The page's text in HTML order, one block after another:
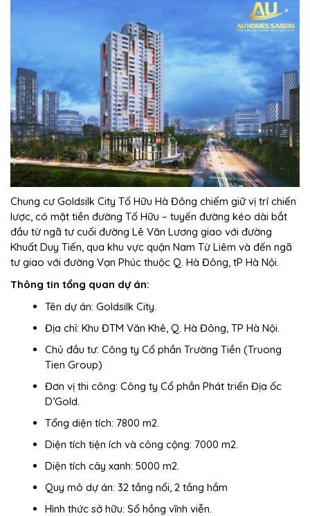
Chung cư Goldsilk City Tố Hữu Hà Đông chiếm giữ vị trí chiến
lược, có mặt tiền đường Tố Hữu – tuyến đường kéo dài bắt
đầu từ ngã tư cuối đường Lê Văn Lương giao với đường
Khuất Duy Tiến, qua khu vực quận Nam Từ Liêm và đến ngã
tư giao với đường Vạn Phúc thuộc Q. Hà Đông, tP Hà Nội.
Thông tin tổng quan dự án:
Tên dự án: Goldsilk City.
Địa chỉ: Khu ĐTM Văn Khê, Q. Hà Đông, TP Hà Nội.
Chủ đầu tư: Công ty Cổ phần Trường Tiền (Truong
Tien Group)
Đơn vị thi công: Công ty Cổ phần Phát triển Địa ốc
D’Gold.
Tổng diện tích: 7800 m2.
Diện tích tiện ích và công cộng: 7000 m2.
Diện tích cây xanh: 5000 m2.
Quy mô dự án: 32 tầng nổi, 2 tầng hầm
Hình thức sở hữu: Sổ hồng vĩnh viễn.